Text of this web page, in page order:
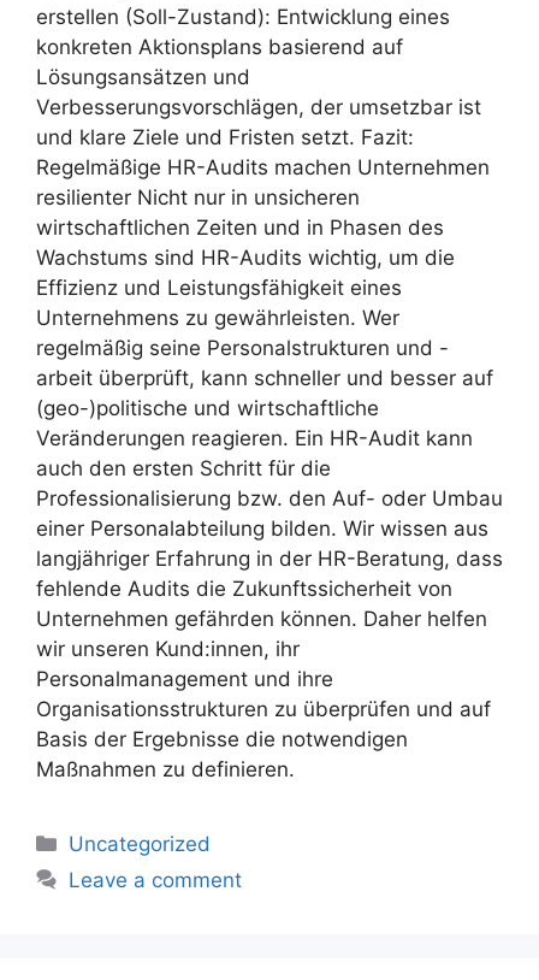
erstellen (Soll-Zustand): Entwicklung eines
konkreten Aktionsplans basierend auf
Lösungsansätzen und
Verbesserungsvorschlägen, der umsetzbar ist
und klare Ziele und Fristen setzt. Fazit:
Regelmäßige HR-Audits machen Unternehmen
resilienter Nicht nur in unsicheren
wirtschaftlichen Zeiten und in Phasen des
Wachstums sind HR-Audits wichtig, um die
Effizienz und Leistungsfähigkeit eines
Unternehmens zu gewährleisten. Wer
regelmäßig seine Personalstrukturen und -
arbeit überprüft, kann schneller und besser auf
(geo-)politische und wirtschaftliche
Veränderungen reagieren. Ein HR-Audit kann
auch den ersten Schritt für die
Professionalisierung bzw. den Auf- oder Umbau
einer Personalabteilung bilden. Wir wissen aus
langjähriger Erfahrung in der HR-Beratung, dass
fehlende Audits die Zukunftssicherheit von
Unternehmen gefährden können. Daher helfen
wir unseren Kund:innen, ihr
Personalmanagement und ihre
Organisationsstrukturen zu überprüfen und auf
Basis der Ergebnisse die notwendigen
Maßnahmen zu definieren.
Uncategorized
Leave a comment